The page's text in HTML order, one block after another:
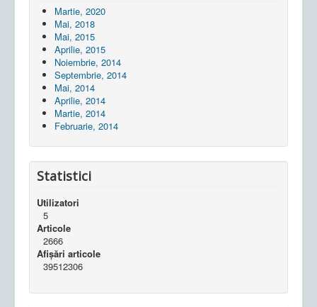
Martie, 2020
Mai, 2018
Mai, 2015
Aprilie, 2015
Noiembrie, 2014
Septembrie, 2014
Mai, 2014
Aprilie, 2014
Martie, 2014
Februarie, 2014
Statistici
Utilizatori
5
Articole
2666
Afișări articole
39512306